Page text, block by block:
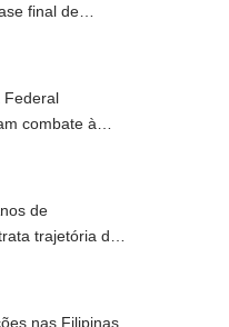
final de
Federal
combate à
de
trajetória de
nas Filipinas